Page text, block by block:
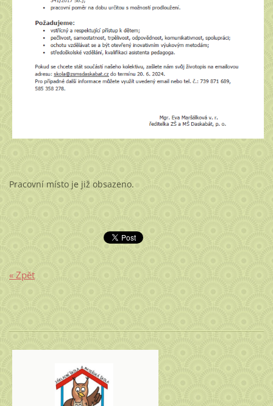
Pracovní místo je již obsazeno.
« Zpět